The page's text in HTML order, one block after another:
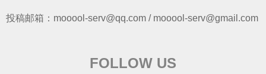
投稿邮箱：mooool-serv@qq.com / mooool-serv@gmail.com
FOLLOW US